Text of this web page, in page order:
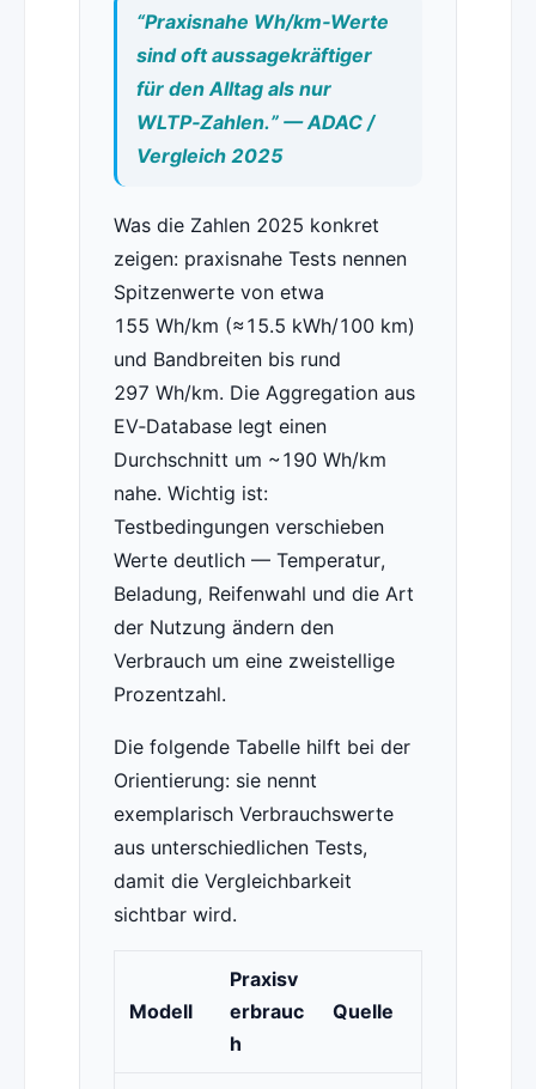
“Praxisnahe Wh/km‑Werte
sind oft aussagekräftiger
für den Alltag als nur
WLTP‑Zahlen.” — ADAC /
Vergleich 2025
Was die Zahlen 2025 konkret
zeigen: praxisnahe Tests nennen
Spitzenwerte von etwa
155 Wh/km (≈15.5 kWh/100 km)
und Bandbreiten bis rund
297 Wh/km. Die Aggregation aus
EV‑Database legt einen
Durchschnitt um ~190 Wh/km
nahe. Wichtig ist:
Testbedingungen verschieben
Werte deutlich — Temperatur,
Beladung, Reifenwahl und die Art
der Nutzung ändern den
Verbrauch um eine zweistellige
Prozentzahl.
Die folgende Tabelle hilft bei der
Orientierung: sie nennt
exemplarisch Verbrauchswerte
aus unterschiedlichen Tests,
damit die Vergleichbarkeit
sichtbar wird.
Modell
Praxisv
erbrauc
h
Quelle